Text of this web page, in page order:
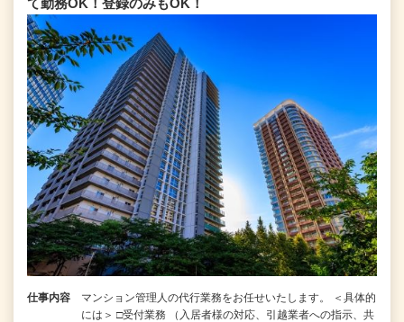
仕事内容
マンション管理人の代行業務をお任せいたします。 ＜具体的
には＞ □受付業務 （入居者様の対応、引越業者への指示、共